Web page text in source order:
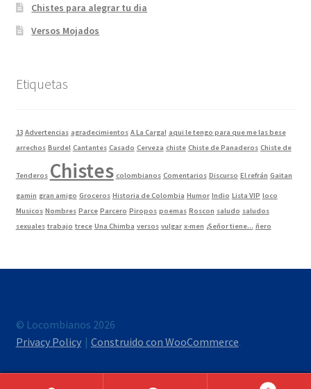
Chistes para alegrar tu dia
Versos Mojados
Etiquetas
13 Advertencias agradecimientos A La Carga! aqui le tengo para que me las bese
arrechos Burdel Cantantes Casado Cerveza chiste Chiste de Panaderos Chiste de
Tenderos Chistes colombianos Comentarios Discurso El refrán Gaitan
gamin gran amigo Groceros Historia de Colombia Humor Indio Lista VIP loco
Musicos Nombres Parce Parcero Piropos poemas Roscon saludo saludos
sexuales trabajo trece Una Chimba versos vulgar x-men ¿Señor tiene... ñero
© Locombianos 2026
Privacy Policy
Construido con WooCommerce.